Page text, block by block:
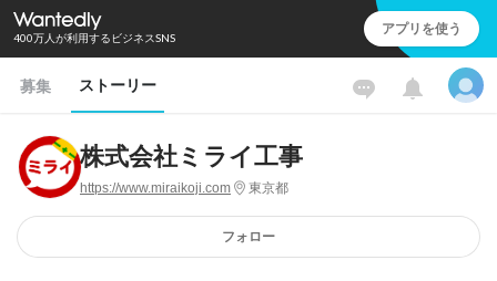
400万人が利用するビジネスSNS アプリを使う
募集 ストーリー
株式会社ミライ工事
https://www.miraikoji.com 東京都
フォロー